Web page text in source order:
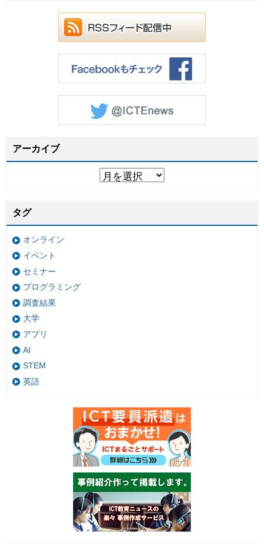
アーカイブ
タグ
オンライン
イベント
セミナー
プログラミング
調査結果
大学
アプリ
AI
STEM
英語